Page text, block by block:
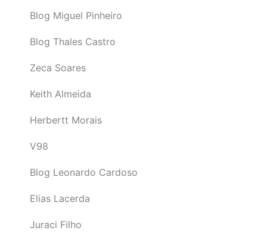
Blog Miguel Pinheiro
Blog Thales Castro
Zeca Soares
Keith Almeida
Herbertt Morais
V98
Blog Leonardo Cardoso
Elias Lacerda
Juraci Filho